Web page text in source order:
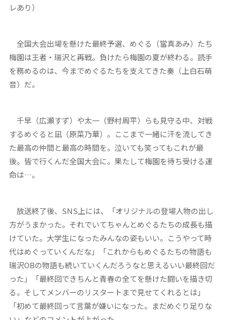
レあり）
全国大会出場を懸けた最終予選、めぐる（當真あみ）たち
梅園は王者・瑞沢と再戦。負けたら梅園の夏が終わる。読手
を務めるのは、今までめぐるたちを支えてきた奏（上白石萌
音）だ。
千早（広瀬すず）や太一（野村周平）らも見守る中、対戦
するめぐると凪（原菜乃華）。ここまで一緒に汗を流してき
た最高の仲間と最高の時間を。泣いても笑ってもこれが最
後。皆で行くんだ全国大会に。果たして梅園を待ち受ける運
命は…。
放送終了後、SNS上には、「オリジナルの登場人物の出し
方がうまかった。それでいてちゃんとめぐるたちの成長も描
けていた。大学生になったみんなの姿もいい。こうやって時
代はめぐっていくんだな」「これからもめぐるたちの物語も
瑞沢OBの物語も続いていくんだろうなと思えるいい最終回だ
った」「最終回できちんと青春の全てを懸けた闘いを描き切
る。そしてメンバーのリスタートまで見せてくれるとは」
「初めて最終回って言葉が嫌いになった。まだめぐり足りな